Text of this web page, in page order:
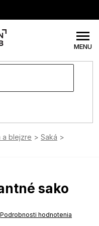
a blejzre
Saká
sako
Podrobnosti hodnotenia